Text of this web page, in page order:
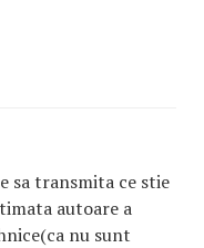
sa transmita ce stie
autoare a
nu sunt